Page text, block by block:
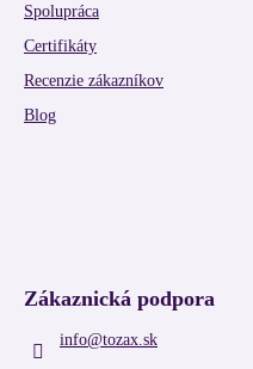
Spolupráca
Certifikáty
Recenzie zákazníkov
Blog
Zákaznická podpora
info@tozax.sk